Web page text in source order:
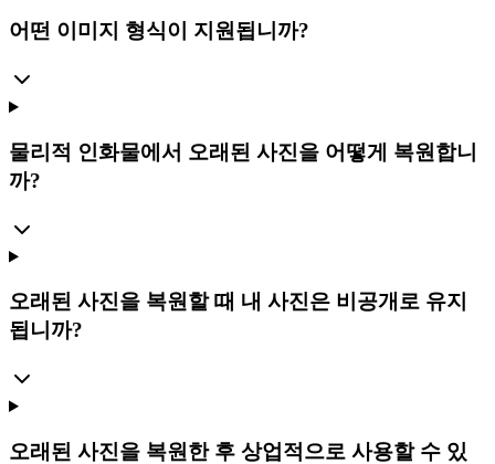
어떤 이미지 형식이 지원됩니까?
물리적 인화물에서 오래된 사진을 어떻게 복원합니
까?
오래된 사진을 복원할 때 내 사진은 비공개로 유지
됩니까?
오래된 사진을 복원한 후 상업적으로 사용할 수 있